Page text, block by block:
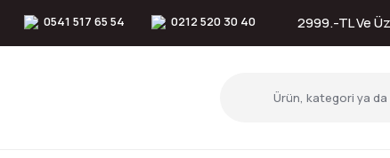
0541 517 65 54 0212 520 30 40 2999.-TL Ve